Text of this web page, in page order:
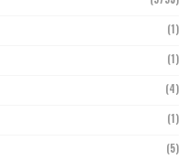
(1)
(1)
(4)
(1)
(5)